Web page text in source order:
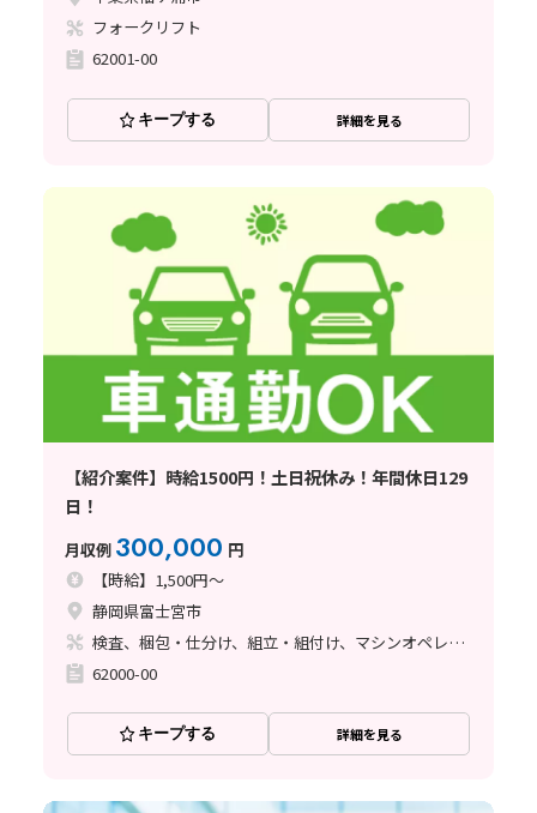
フォークリフト
62001-00
キープする 詳細を見る
【紹介案件】時給1500円！土日祝休み！年間休日129
日！
月収例 300,000 円
【時給】1,500円～
静岡県富士宮市
検査、梱包・仕分け、組立・組付け、マシンオペレーター、清掃・洗浄
62000-00
キープする 詳細を見る